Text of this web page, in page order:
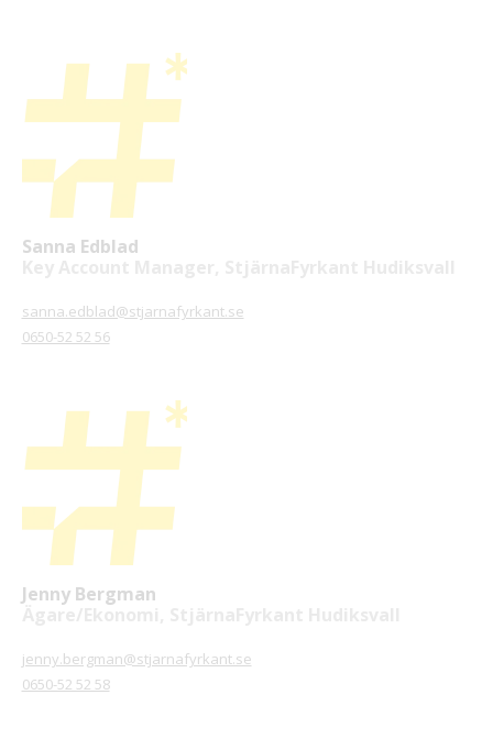
Sanna Edblad
sanna.edblad@stjarnafyrkant.se
0650-52 52 56
Jenny Bergman
jenny.bergman@stjarnafyrkant.se
0650-52 52 58